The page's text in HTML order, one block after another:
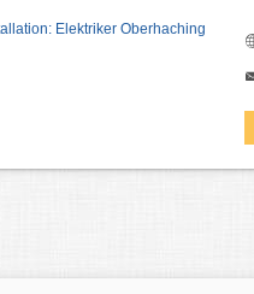
Elektriker Oberhaching